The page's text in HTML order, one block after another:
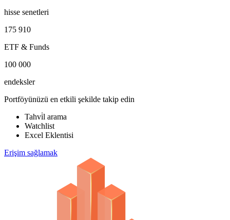
hisse senetleri
175 910
ETF & Funds
100 000
endeksler
Portföyünüzü en etkili şekilde takip edin
Tahvi̇l arama
Watchlist
Excel Eklentisi
Erişim sağlamak